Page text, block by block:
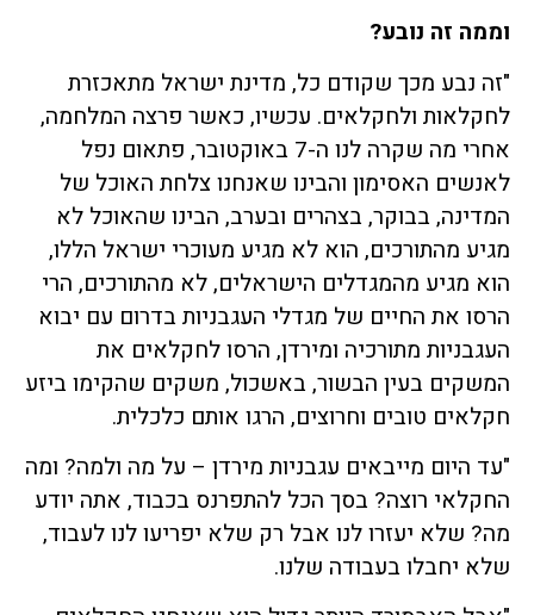
וממה זה נובע?
"זה נבע מכך שקודם כל, מדינת ישראל מתאכזרת
לחקלאות ולחקלאים. עכשיו, כאשר פרצה המלחמה,
אחרי מה שקרה לנו ה-7 באוקטובר, פתאום נפל
לאנשים האסימון והבינו שאנחנו צלחת האוכל של
המדינה, בבוקר, בצהרים ובערב, הבינו שהאוכל לא
מגיע מהתורכים, הוא לא מגיע מעוכרי ישראל הללו,
הוא מגיע מהמגדלים הישראלים, לא מהתורכים, הרי
הרסו את החיים של מגדלי העגבניות בדרום עם יבוא
העגבניות מתורכיה ומירדן, הרסו לחקלאים את
המשקים בעין הבשור, באשכול, משקים שהקימו ביזע
חקלאים טובים וחרוצים, הרגו אותם כלכלית.
"עד היום מייבאים עגבניות מירדן – על מה ולמה? ומה
החקלאי רוצה? בסך הכל להתפרנס בכבוד, אתה יודע
מה? שלא יעזרו לנו אבל רק שלא יפריעו לנו לעבוד,
שלא יחבלו בעבודה שלנו.